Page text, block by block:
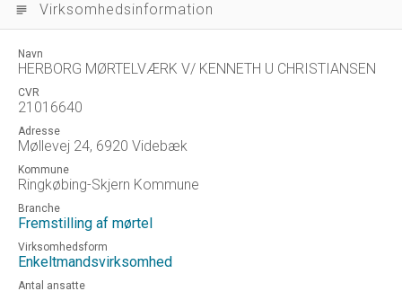
subject Virksomhedsinformation
Navn
HERBORG MØRTELVÆRK V/ KENNETH U CHRISTIANSEN
CVR
21016640
Adresse
Møllevej 24, 6920 Videbæk
Kommune
Ringkøbing-Skjern Kommune
Branche
Fremstilling af mørtel
Virksomhedsform
Enkeltmandsvirksomhed
Antal ansatte